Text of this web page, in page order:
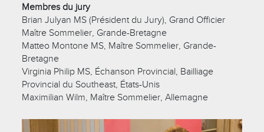
Membres du jury
Brian Julyan MS (Président du Jury), Grand Officier
Maître Sommelier, Grande-Bretagne
Matteo Montone MS, Maître Sommelier, Grande-
Bretagne
Virginia Philip MS, Échanson Provincial, Bailliage
Provincial du Southeast, États-Unis
Maximilian Wilm, Maître Sommelier, Allemagne